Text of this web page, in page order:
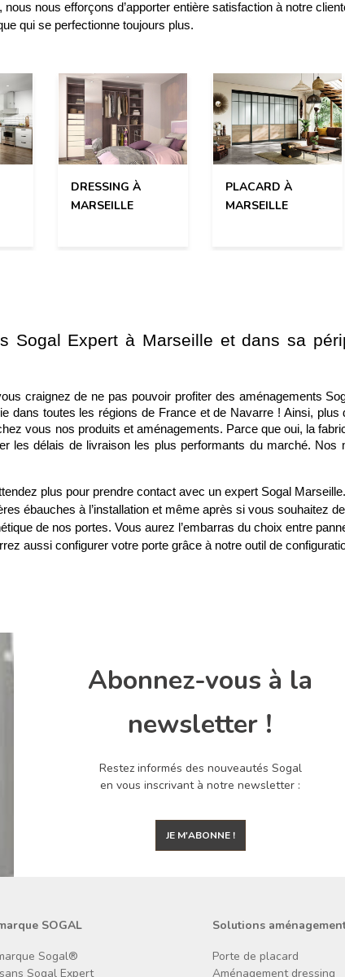
nous efforçons d’apporter entière satisfaction à notre
qui se perfectionne toujours plus.
DRESSING À
MARSEILLE
PLACARD À
MARSEILLE
Sogal Expert à Marseille et dans sa
craignez de ne pas pouvoir profiter des aménagements
dans toutes les régions de France et de Navarre ! Ainsi,
vous nos produits et aménagements. Parce que oui, la
les délais de livraison les plus performants du marché.
plus pour prendre contact avec un expert Sogal
ébauches à l’installation et même après si vous souhaitez
de nos portes. Vous aurez l’embarras du choix entre
aussi configurer votre porte grâce à notre outil de
Abonnez-vous à la
newsletter !
Restez informés des nouveautés Sogal
en vous inscrivant à notre newsletter :
JE M'ABONNE !
SOGAL
Sogal®
Sogal Expert
Solutions
Porte de placard
Aménagement dressing